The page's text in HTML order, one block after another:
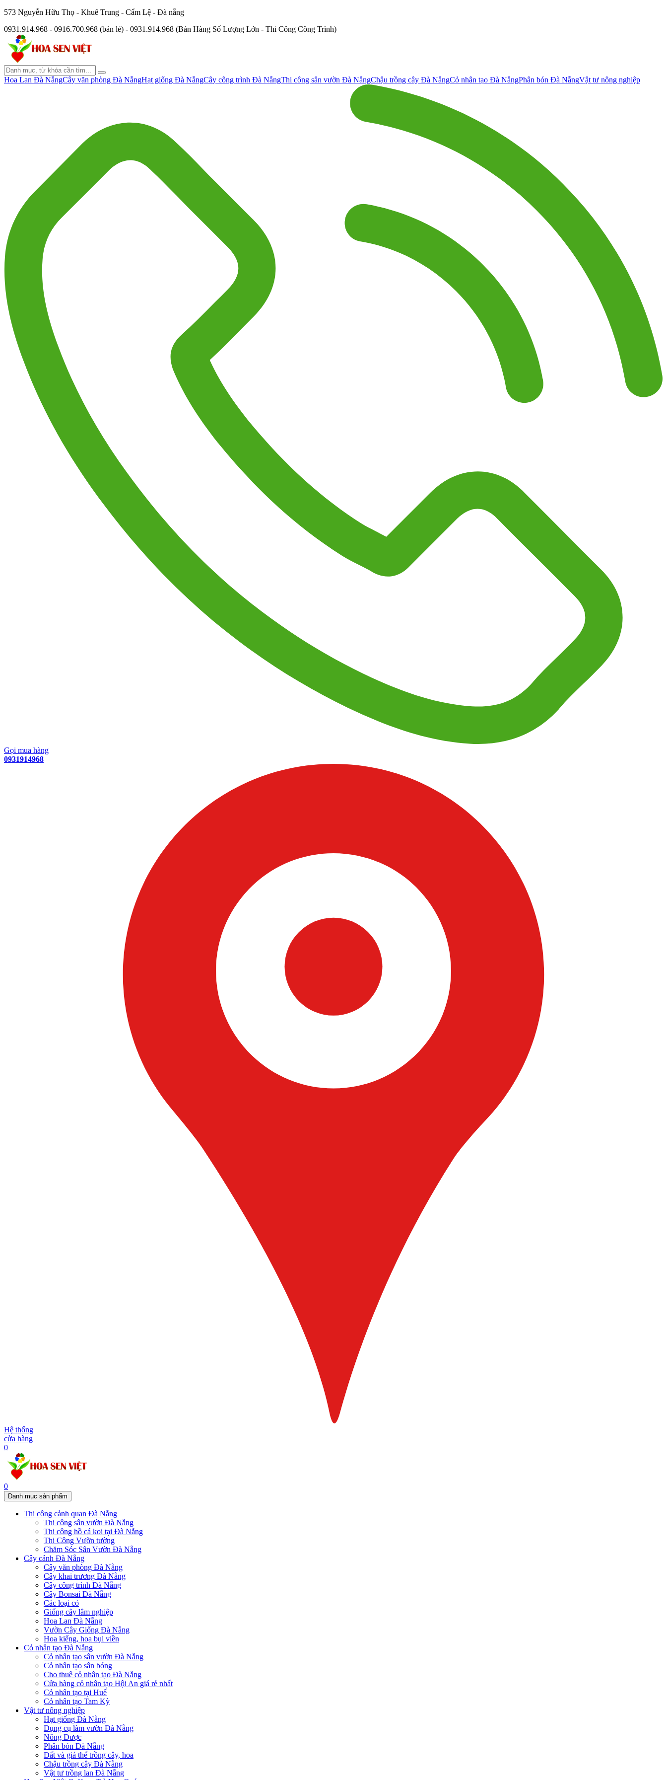
573 Nguyễn Hữu Thọ - Khuê Trung - Cẩm Lệ - Đà nẵng
0931.914.968 - 0916.700.968 (bán lẻ) - 0931.914.968 (Bán Hàng Số Lượng Lớn - Thi Công Công Trình)
Hoa Lan Đà NẵngCây văn phòng Đà NẵngHạt giống Đà NẵngCây công trình Đà NẵngThi công sân vườn Đà NẵngChậu trồng cây Đà NẵngCỏ nhân tạo Đà NẵngPhân bón Đà NẵngVật tư nông nghiệp
Gọi mua hàng
0931914968
Hệ thống
cửa hàng
0
0
Danh mục sản phẩm
Thi công cảnh quan Đà Nẵng
Thi công sân vườn Đà Nẵng
Thi công hồ cá koi tại Đà Nẵng
Thi Công Vườn tường
Chăm Sóc Sân Vườn Đà Nẵng
Cây cảnh Đà Nẵng
Cây văn phòng Đà Nẵng
Cây khai trương Đà Nẵng
Cây công trình Đà Nẵng
Cây Bonsai Đà Nẵng
Các loại cỏ
Giống cây lâm nghiệp
Hoa Lan Đà Nẵng
Vườn Cây Giống Đà Nẵng
Hoa kiểng, hoa bụi viền
Cỏ nhân tạo Đà Nẵng
Cỏ nhân tạo sân vườn Đà Nẵng
Cỏ nhân tạo sân bóng
Cho thuê cỏ nhân tạo Đà Nẵng
Cửa hàng cỏ nhân tạo Hội An giá rẻ nhất
Cỏ nhân tạo tại Huế
Cỏ nhân tạo Tam Kỳ
Vật tư nông nghiệp
Hạt giống Đà Nẵng
Dụng cụ làm vườn Đà Nẵng
Nông Dược
Phân bón Đà Nẵng
Đất và giá thể trồng cây, hoa
Chậu trồng cây Đà Nẵng
Vật tư trồng lan Đà Nẵng